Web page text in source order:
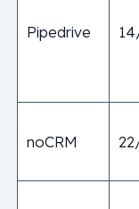
Pipedrive
noCRM